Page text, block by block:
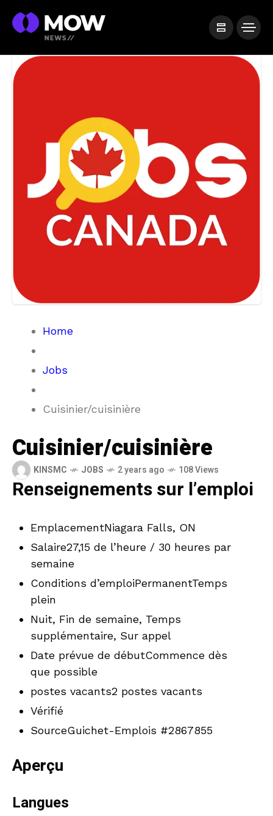
Home
Jobs
Cuisinier/cuisinière
Cuisinier/cuisinière
KINSMC JOBS 2 years ago 108 Views
Renseignements sur l’emploi
EmplacementNiagara Falls, ON
Salaire27,15 de l’heure / 30 heures par
semaine
Conditions d’emploiPermanentTemps
plein
Nuit, Fin de semaine, Temps
supplémentaire, Sur appel
Date prévue de débutCommence dès
que possible
postes vacants2 postes vacants
Vérifié
SourceGuichet-Emplois #2867855
Aperçu
Langues